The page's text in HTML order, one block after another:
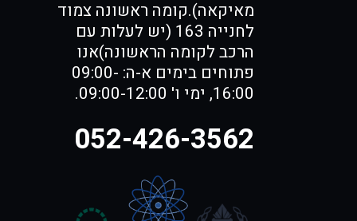
מאיקאה).קומה ראשונה צמוד
לחנייה 163 (יש לעלות עם
הרכב לקומה הראשונה)אנו
פתוחים בימים א-ה: 09:00-
16:00, ימי ו' 09:00-12:00.
052-426-3562